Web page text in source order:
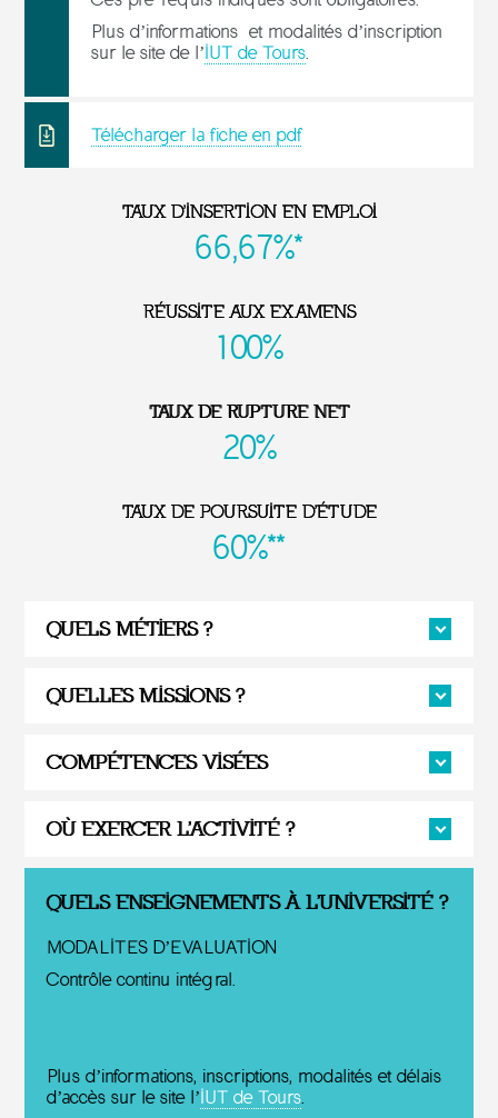
Plus d’informations et modalités d’inscription
sur le site de l’IUT de Tours.
Télécharger la fiche en pdf
TAUX D'INSERTION EN EMPLOI
66,67%*
RÉUSSITE AUX EXAMENS
100%
TAUX DE RUPTURE NET
20%
TAUX DE POURSUITE D'ÉTUDE
60%**
QUELS MÉTIERS ?
QUELLES MISSIONS ?
COMPÉTENCES VISÉES
OÙ EXERCER L'ACTIVITÉ ?
QUELS ENSEIGNEMENTS À L'UNIVERSITÉ ?
MODALITES D’EVALUATION
Contrôle continu intégral.
Plus d’informations, inscriptions, modalités et délais
d’accès sur le site l’IUT de Tours.